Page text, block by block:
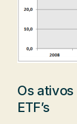
Os
ETF’s